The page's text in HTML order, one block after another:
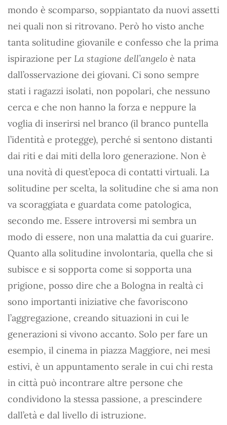
mondo è scomparso, soppiantato da nuovi assetti
nei quali non si ritrovano. Però ho visto anche
tanta solitudine giovanile e confesso che la prima
ispirazione per La stagione dell’angelo è nata
dall’osservazione dei giovani. Ci sono sempre
stati i ragazzi isolati, non popolari, che nessuno
cerca e che non hanno la forza e neppure la
voglia di inserirsi nel branco (il branco puntella
l’identità e protegge), perché si sentono distanti
dai riti e dai miti della loro generazione. Non è
una novità di quest’epoca di contatti virtuali. La
solitudine per scelta, la solitudine che si ama non
va scoraggiata e guardata come patologica,
secondo me. Essere introversi mi sembra un
modo di essere, non una malattia da cui guarire.
Quanto alla solitudine involontaria, quella che si
subisce e si sopporta come si sopporta una
prigione, posso dire che a Bologna in realtà ci
sono importanti iniziative che favoriscono
l’aggregazione, creando situazioni in cui le
generazioni si vivono accanto. Solo per fare un
esempio, il cinema in piazza Maggiore, nei mesi
estivi, è un appuntamento serale in cui chi resta
in città può incontrare altre persone che
condividono la stessa passione, a prescindere
dall’età e dal livello di istruzione.